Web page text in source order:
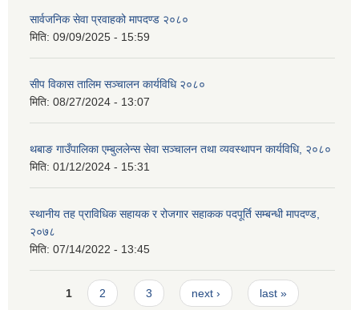
सार्वजनिक सेवा प्रवाहको मापदण्ड २०८०
मिति: 09/09/2025 - 15:59
सीप विकास तालिम सञ्चालन कार्यविधि २०८०
मिति: 08/27/2024 - 13:07
थबाङ गाउँपालिका एम्बुललेन्स सेवा सञ्चालन तथा व्यवस्थापन कार्यविधि, २०८०
मिति: 01/12/2024 - 15:31
स्थानीय तह प्राविधिक सहायक र रोजगार सहाकक पदपूर्ति सम्बन्धी मापदण्ड,
२०७८
मिति: 07/14/2022 - 13:45
Pages
1 2 3 next › last »